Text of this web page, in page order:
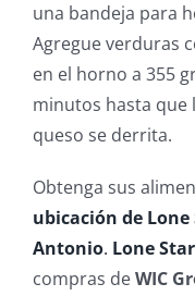
una bandeja para
Agregue verduras
en el horno a 355
minutos hasta que
queso se derrita.
Obtenga sus
ubicación de
Antonio. Lone
compras deWIC